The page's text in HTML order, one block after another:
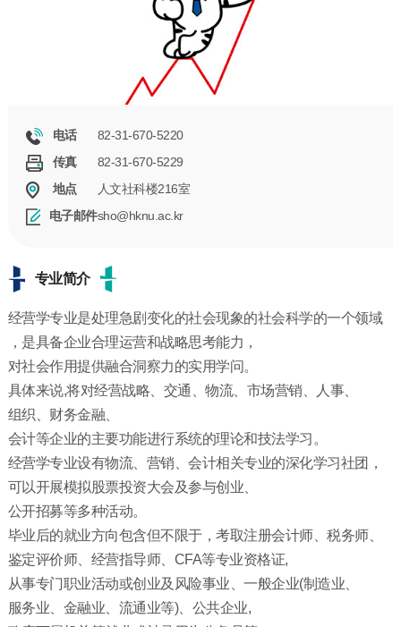
电话
82-31-670-5220
传真
82-31-670-5229
地点
人文社科楼216室
电子邮件sho@hknu.ac.kr
专业简介
经营学专业是处理急剧变化的社会现象的社会科学的一个领域
，是具备企业合理运营和战略思考能力，
对社会作用提供融合洞察力的实用学问。
具体来说,将对经营战略、交通、物流、市场营销、人事、
组织、财务金融、
会计等企业的主要功能进行系统的理论和技法学习。
经营学专业设有物流、营销、会计相关专业的深化学习社团，
可以开展模拟股票投资大会及参与创业、
公开招募等多种活动。
毕业后的就业方向包含但不限于，考取注册会计师、税务师、
鉴定评价师、经营指导师、CFA等专业资格证,
从事专门职业活动或创业及风险事业、一般企业(制造业、
服务业、金融业、流通业等)、公共企业,